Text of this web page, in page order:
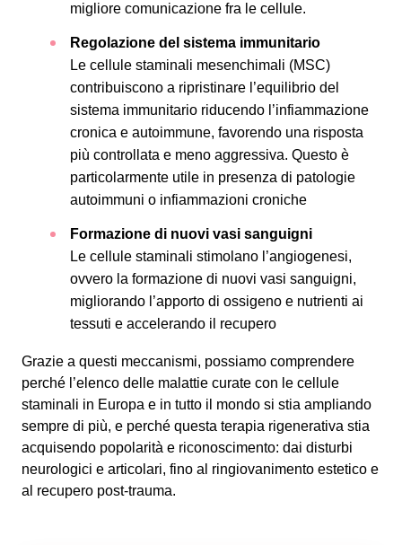
migliore comunicazione fra le cellule.
Regolazione del sistema immunitario
Le cellule staminali mesenchimali (MSC)
contribuiscono a ripristinare l’equilibrio del
sistema immunitario riducendo l’infiammazione
cronica e autoimmune, favorendo una risposta
più controllata e meno aggressiva. Questo è
particolarmente utile in presenza di patologie
autoimmuni o infiammazioni croniche
Formazione di nuovi vasi sanguigni
Le cellule staminali stimolano l’angiogenesi,
ovvero la formazione di nuovi vasi sanguigni,
migliorando l’apporto di ossigeno e nutrienti ai
tessuti e accelerando il recupero
Grazie a questi meccanismi, possiamo comprendere
perché l’elenco delle malattie curate con le cellule
staminali in Europa e in tutto il mondo si stia ampliando
sempre di più, e perché questa terapia rigenerativa stia
acquisendo popolarità e riconoscimento: dai disturbi
neurologici e articolari, fino al ringiovanimento estetico e
al recupero post-trauma.